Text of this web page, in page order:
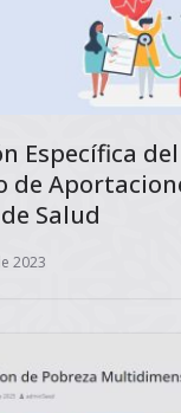
Específica
de
Salud
2023